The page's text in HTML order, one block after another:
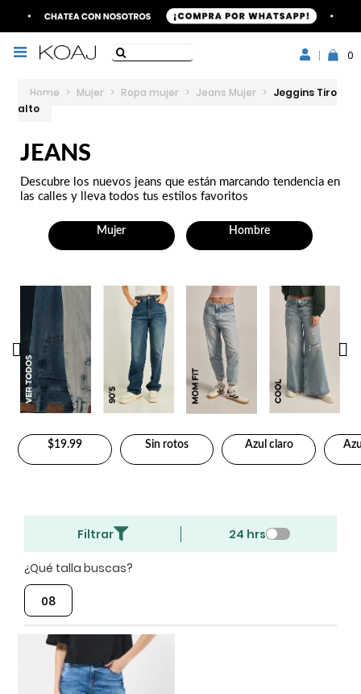
0
Home > Mujer > Ropa mujer > Jeans Mujer > Jeggins Tiro
alto
JEANS
Descubre los nuevos jeans que están marcando tendencia en
las calles y lleva todos tus estilos favoritos
Mujer Hombre
$19.99 Sin rotos Azul claro
Filtrar 24 hrs
¿Qué talla buscas?
08